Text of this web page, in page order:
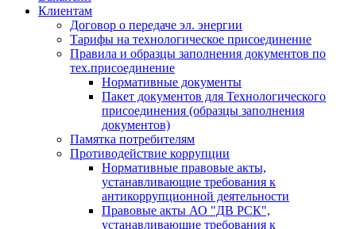
Клиентам
Договор о передаче эл. энергии
Тарифы на технологическое присоединение
Правила и образцы заполнения документов по
тех.присоединение
Нормативные документы
Пакет документов для Технологического
присоединения (образцы заполнения
документов)
Памятка потребителям
Противодействие коррупции
Нормативные правовые акты,
устанавливающие требования к
антикоррупционной деятельности
Правовые акты АО "ДВ РСК",
устанавливающие требования к